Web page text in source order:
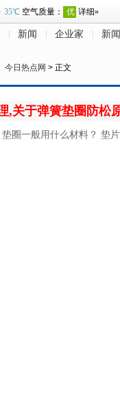
新闻 企业家 新
今日热点网 > 正文
,关于弹簧垫圈防松
圈一般用什么材料？ 垫